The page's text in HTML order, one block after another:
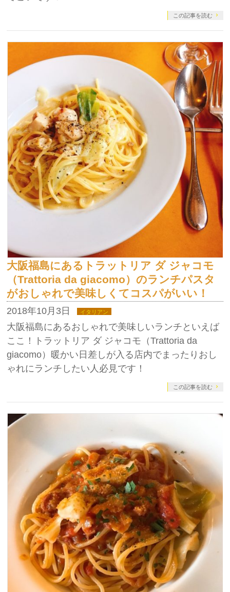
この記事を読む
大阪福島にあるトラットリア ダ ジャコモ
（Trattoria da giacomo）のランチパスタ
がおしゃれで美味しくてコスパがいい！
2018年10月3日 イタリアン
大阪福島にあるおしゃれで美味しいランチといえば
ここ！トラットリア ダ ジャコモ（Trattoria da
giacomo）暖かい日差しが入る店内でまったりおし
ゃれにランチしたい人必見です！
この記事を読む